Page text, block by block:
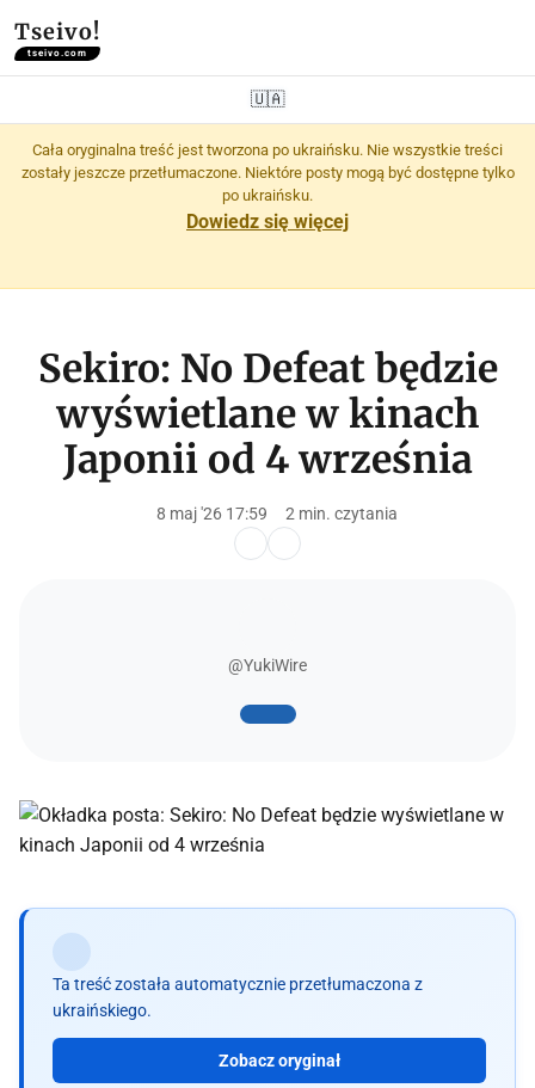
Tseivo!
tseivo.com
🇺🇦
Cała oryginalna treść jest tworzona po ukraińsku. Nie wszystkie treści
zostały jeszcze przetłumaczone. Niektóre posty mogą być dostępne tylko
po ukraińsku.
Dowiedz się więcej
Sekiro: No Defeat będzie
wyświetlane w kinach
Japonii od 4 września
8 maj '26 17:59 2 min. czytania
@YukiWire
Ta treść została automatycznie przetłumaczona z
ukraińskiego.
Zobacz oryginał